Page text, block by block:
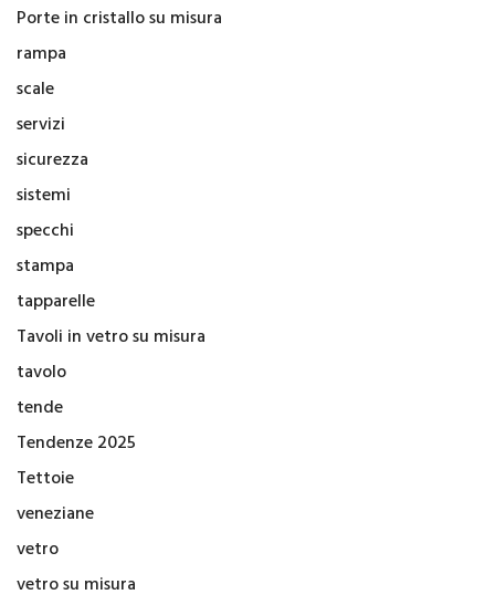
Porte in cristallo su misura
rampa
scale
servizi
sicurezza
sistemi
specchi
stampa
tapparelle
Tavoli in vetro su misura
tavolo
tende
Tendenze 2025
Tettoie
veneziane
vetro
vetro su misura